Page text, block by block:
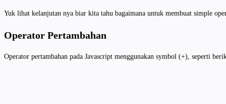
Yuk lihat kelanjutan nya biar kita tahu bagaimana untuk membuat simple
Operator Pertambahan
Operator pertambahan pada Javascript menggunakan symbol (+), seperti